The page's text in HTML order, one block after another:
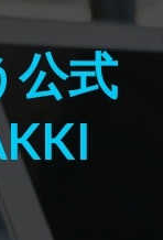
公式